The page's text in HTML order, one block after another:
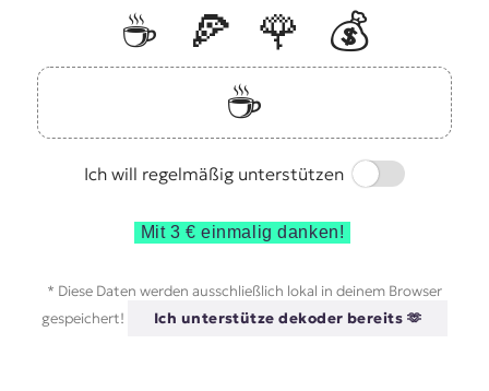
☕️ 🍕 🌹
💰
☕️
Ich will regelmäßig unterstützen
Switch
Mit 3 € einmalig danken!
* Diese Daten werden ausschließlich lokal in deinem Browser
gespeichert!
Ich unterstütze dekoder bereits 🫶